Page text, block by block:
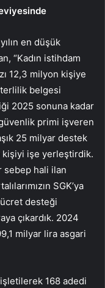
en düşük
“Kadın istihdam
12,3 milyon kişiye
belgesi
2025 sonuna kadar
primi işveren
25 milyar destek
kişiyi işe yerleştirdik.
sebep hali ilan
SGK’ya
desteği
çıkardık. 2024
milyar lira asgari
168 adedi